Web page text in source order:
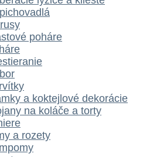
poháre
a koktejlové dekorácie
na koláče a torty
a rozety